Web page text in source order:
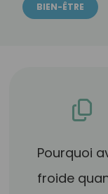
BIEN-ÊTRE
Pourquoi
froide